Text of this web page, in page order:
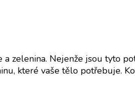
zelenina. Nejenže jsou tyto
které vaše tělo potřebuje.